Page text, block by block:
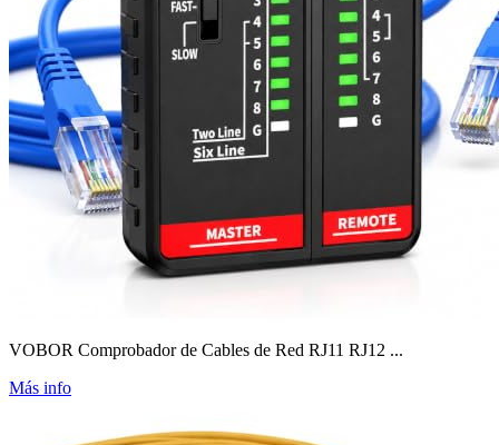
VOBOR Comprobador de Cables de Red RJ11 RJ12 ...
Más info